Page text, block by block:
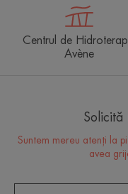
Centrul de
Avène
Solicită
Suntem mereu atenți la
avea